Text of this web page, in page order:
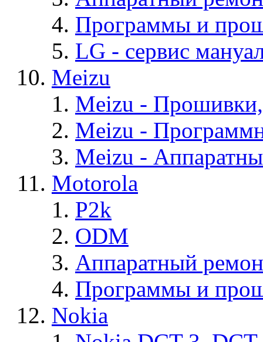
Программы и
LG - cервис
Meizu
Meizu -
Meizu -
Meizu -
Motorola
P2k
ODM
Аппаратный
Программы и
Nokia